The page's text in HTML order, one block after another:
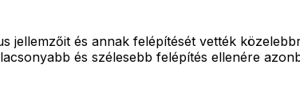
jellemzőit és annak felépítését vették
és szélesebb felépítés ellenére